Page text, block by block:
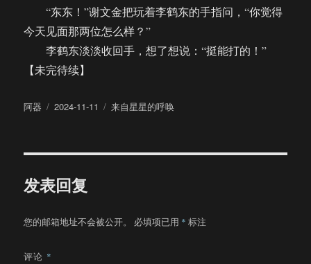
“东东！”谢文金把玩着李鹤东的手指问，“你觉得
今天见面那两位怎么样？”
李鹤东淡淡收回手，想了想说：“挺能打的！”
【未完待续】
作
阿器
发
2024-11-11
分
来自星星的呼唤
发表回复
您的邮箱地址不会被公开。 必填项已用 * 标注
评论 *